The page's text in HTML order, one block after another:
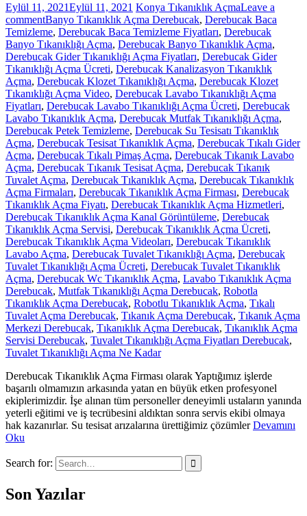
Eylül 11, 2021Eylül 11, 2021 Konya Tıkanıklık AçmaLeave a
commentBanyo Tıkanıklık Açma Derebucak, Derebucak Baca
Temizleme, Derebucak Baca Temizleme Fiyatları, Derebucak
Banyo Tıkanıklığı Açma, Derebucak Banyo Tıkanıklık Açma,
Derebucak Gider Tıkanıklığı Açma Fiyatları, Derebucak Gider
Tıkanıklığı Açma Ücreti, Derebucak Kanalizasyon Tıkanıklık
Açma, Derebucak Klozet Tıkanıklığı Açma, Derebucak Klozet
Tıkanıklığı Açma Video, Derebucak Lavabo Tıkanıklığı Açma
Fiyatları, Derebucak Lavabo Tıkanıklığı Açma Ücreti, Derebucak
Lavabo Tıkanıklık Açma, Derebucak Mutfak Tıkanıklığı Açma,
Derebucak Petek Temizleme, Derebucak Su Tesisatı Tıkanıklık
Açma, Derebucak Tesisat Tıkanıklık Açma, Derebucak Tıkalı Gider
Açma, Derebucak Tıkalı Pimaş Açma, Derebucak Tıkanık Lavabo
Açma, Derebucak Tıkanık Tesisat Açma, Derebucak Tıkanık
Tuvalet Açma, Derebucak Tıkanıklık Açma, Derebucak Tıkanıklık
Açma Firmaları, Derebucak Tıkanıklık Açma Firması, Derebucak
Tıkanıklık Açma Fiyatı, Derebucak Tıkanıklık Açma Hizmetleri,
Derebucak Tıkanıklık Açma Kanal Görüntüleme, Derebucak
Tıkanıklık Açma Servisi, Derebucak Tıkanıklık Açma Ücreti,
Derebucak Tıkanıklık Açma Videoları, Derebucak Tıkanıklık
Lavabo Açma, Derebucak Tuvalet Tıkanıklığı Açma, Derebucak
Tuvalet Tıkanıklığı Açma Ücreti, Derebucak Tuvalet Tıkanıklık
Açma, Derebucak Wc Tıkanıklık Açma, Lavabo Tıkanıklık Açma
Derebucak, Mutfak Tıkanıklığı Açma Derebucak, Robotla
Tıkanıklık Açma Derebucak, Robotlu Tıkanıklık Açma, Tıkalı
Tuvalet Açma Derebucak, Tıkanık Açma Derebucak, Tıkanık Açma
Merkezi Derebucak, Tıkanıklık Açma Derebucak, Tıkanıklık Açma
Servisi Derebucak, Tuvalet Tıkanıklığı Açma Fiyatları Derebucak,
Tuvalet Tıkanıklığı Açma Ne Kadar
Derebucak Tıkanıklık Açma Firması olarak Yaptığımız işlerde
başarılı olmamızın arkasında yatan en büyük etken profesyonel
ekiplerimizdir. İşe alınan tüm personeller deneyimli ustaların yanında
yeterli eğitimi ve iş tecrübesini aldıktan sonra servis ekibi olmaya
hak kazanırlar. Su tesisat arızalarına ürettiğimiz çözümlerDevamını
Oku
Search for:
Son Yazılar